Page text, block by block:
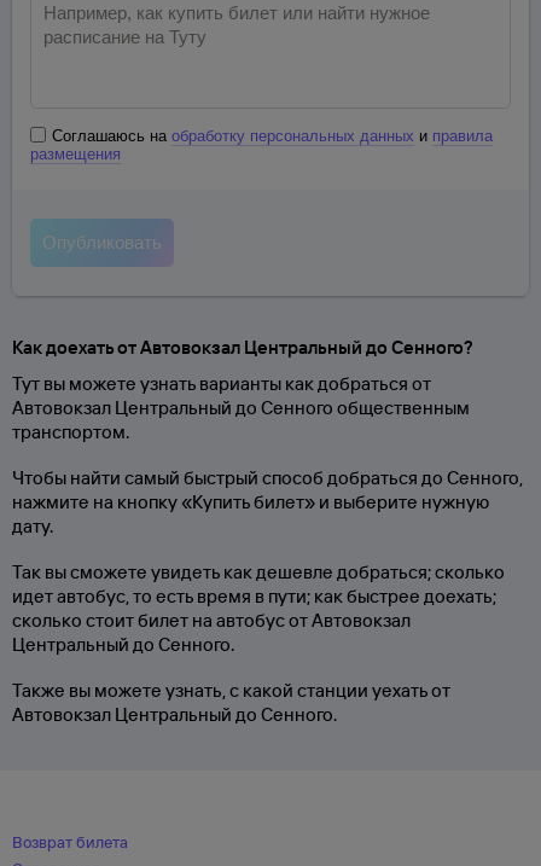
Соглашаюсь на обработку персональных данных и правила
размещения
Как доехать от Автовокзал Центральный до Сенного?
Тут вы можете узнать варианты как добраться от
Автовокзал Центральный до Сенного общественным
транспортом.
Чтобы найти самый быстрый способ добраться до Сенного,
нажмите на кнопку «Купить билет» и выберите нужную
дату.
Так вы сможете увидеть как дешевле добраться; сколько
идет автобус, то есть время в пути; как быстрее доехать;
сколько стоит билет на автобус от Автовокзал
Центральный до Сенного.
Также вы можете узнать, с какой станции уехать от
Автовокзал Центральный до Сенного.
Возврат билета